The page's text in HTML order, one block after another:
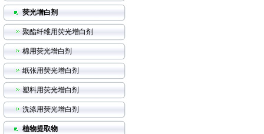
荧光增白剂
聚酯纤维用荧光增白剂
棉用荧光增白剂
纸张用荧光增白剂
塑料用荧光增白剂
洗涤用荧光增白剂
植物提取物